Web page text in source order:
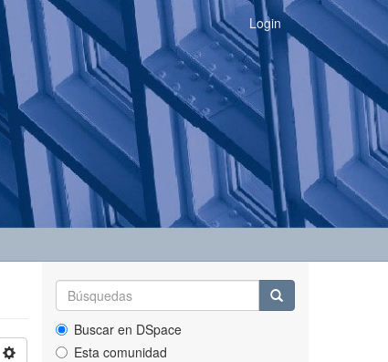
Login
Buscar en DSpace
Esta comunidad